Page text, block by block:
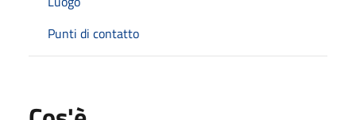
Punti di contatto